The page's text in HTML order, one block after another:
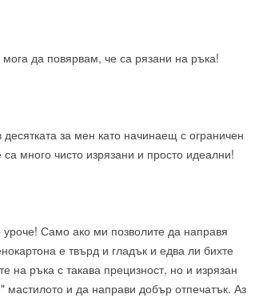
да повярвам, че са рязани на ръка!
за мен като начинаещ с ограничен
много чисто изрязани и просто идеални!
уроче! Само ако ми позволите да направя
е твърд и гладък и едва ли бихте
на ръка с такава прецизност, но и изрязан
мастилото и да направи добър отпечатък. Аз